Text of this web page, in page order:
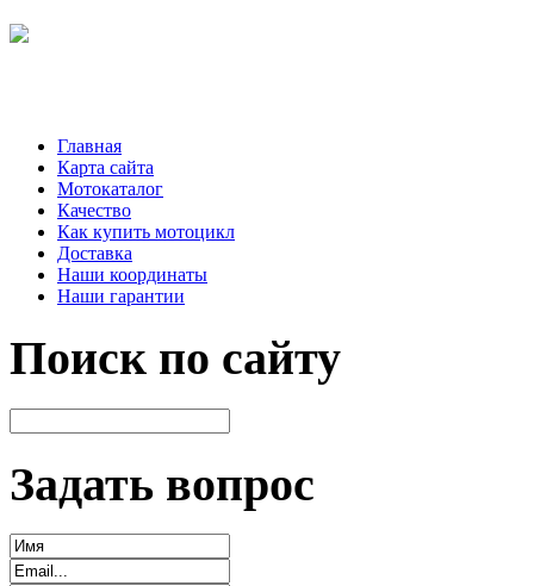
Главная
Карта сайта
Мотокаталог
Качество
Как купить мотоцикл
Доставка
Наши координаты
Наши гарантии
Поиск по сайту
Задать вопрос